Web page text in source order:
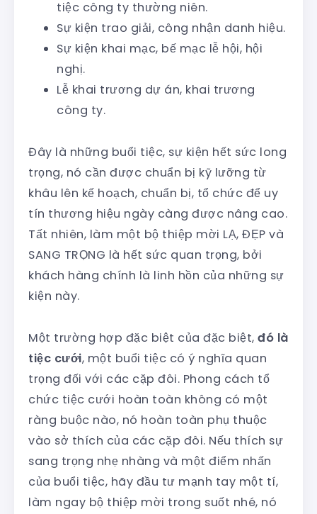
tiệc công ty thường niên.
Sự kiện trao giải, công nhận danh hiệu.
Sự kiện khai mạc, bế mạc lễ hội, hội
nghị.
Lễ khai trương dự án, khai trương
công ty.
Đây là những buổi tiệc, sự kiện hết sức long
trọng, nó cần được chuẩn bị kỹ lưỡng từ
khâu lên kế hoạch, chuẩn bị, tổ chức để uy
tín thương hiệu ngày càng được nâng cao.
Tất nhiên, làm một bộ thiệp mời LẠ, ĐẸP và
SANG TRỌNG là hết sức quan trọng, bởi
khách hàng chính là linh hồn của những sự
kiện này.
Một trường hợp đặc biệt của đặc biệt, đó là
tiệc cưới, một buổi tiệc có ý nghĩa quan
trọng đối với các cặp đôi. Phong cách tổ
chức tiệc cưới hoàn toàn không có một
ràng buộc nào, nó hoàn toàn phụ thuộc
vào sở thích của các cặp đôi. Nếu thích sự
sang trọng nhẹ nhàng và một điểm nhấn
của buổi tiệc, hãy đầu tư mạnh tay một tí,
làm ngay bộ thiệp mời trong suốt nhé, nó